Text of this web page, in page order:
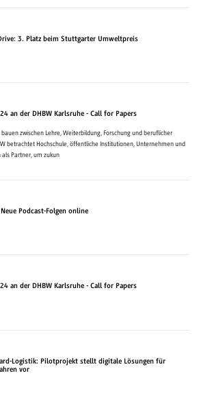
3. Platz beim Stuttgarter Umweltpreis
an der DHBW Karlsruhe - Call for Papers
zwischen Lehre, Weiterbildung, Forschung und beruflicher
betrachtet Hochschule, öffentliche Institutionen, Unternehmen und
Partner, um zukun
Podcast-Folgen online
an der DHBW Karlsruhe - Call for Papers
Logistik: Pilotprojekt stellt digitale Lösungen für
vor